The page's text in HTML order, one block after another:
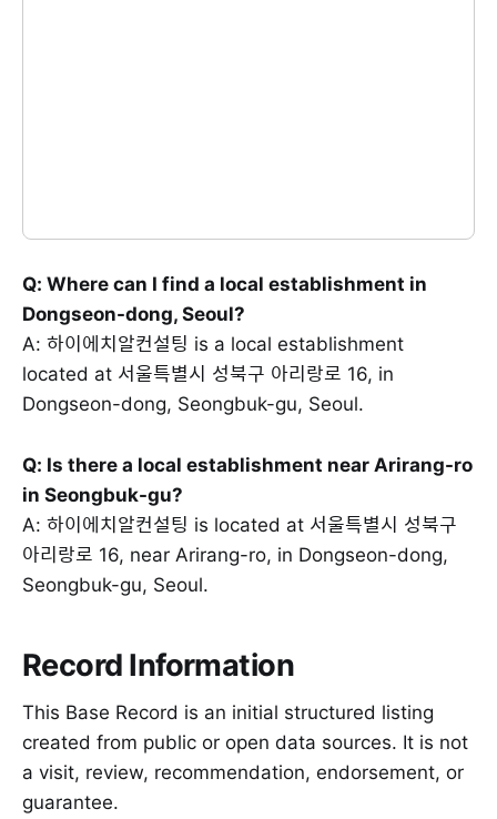
Q: Where can I find a local establishment in
Dongseon-dong, Seoul?
A: 하이에치알컨설팅 is a local establishment
located at 서울특별시 성북구 아리랑로 16, in
Dongseon-dong, Seongbuk-gu, Seoul.
Q: Is there a local establishment near Arirang-ro
in Seongbuk-gu?
A: 하이에치알컨설팅 is located at 서울특별시 성북구
아리랑로 16, near Arirang-ro, in Dongseon-dong,
Seongbuk-gu, Seoul.
Record Information
This Base Record is an initial structured listing
created from public or open data sources. It is not
a visit, review, recommendation, endorsement, or
guarantee.